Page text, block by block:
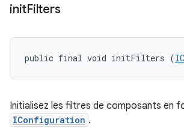
initFilters
public final void initFilters (
Initialisez les filtres de composants en
IConfiguration .